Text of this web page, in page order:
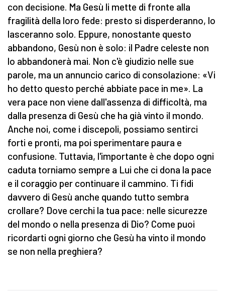
con decisione. Ma Gesù li mette di fronte alla
fragilità della loro fede: presto si disperderanno, lo
lasceranno solo. Eppure, nonostante questo
abbandono, Gesù non è solo: il Padre celeste non
lo abbandonerà mai. Non c'è giudizio nelle sue
parole, ma un annuncio carico di consolazione: «Vi
ho detto questo perché abbiate pace in me». La
vera pace non viene dall'assenza di difficoltà, ma
dalla presenza di Gesù che ha già vinto il mondo.
Anche noi, come i discepoli, possiamo sentirci
forti e pronti, ma poi sperimentare paura e
confusione. Tuttavia, l'importante è che dopo ogni
caduta torniamo sempre a Lui che ci dona la pace
e il coraggio per continuare il cammino. Ti fidi
davvero di Gesù anche quando tutto sembra
crollare? Dove cerchi la tua pace: nelle sicurezze
del mondo o nella presenza di Dio? Come puoi
ricordarti ogni giorno che Gesù ha vinto il mondo
se non nella preghiera?